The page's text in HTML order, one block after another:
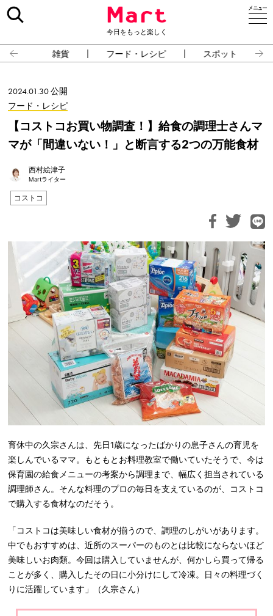
今日をもっと楽しく
雑貨 フード・レシピ スポット
2024.01.30 公開
フード・レシピ
【コストコお買い物調査！】給食の調理士さんマ
マが「間違いない！」と断言する2つの万能食材
西村絵津子
Martライター
コストコ
育休中の久宗さんは、先日1歳になったばかりの息子さんの育児を
楽しんでいるママ。もともとお料理教室で働いていたそうで、今は
保育園の給食メニューの考案から調理まで、幅広く担当されている
調理師さん。そんな料理のプロの毎日を支えているのが、コストコ
で購入する食材なのだそう。
「コストコは美味しい食材が揃うので、調理のしがいがあります。
中でもおすすめは、近所のスーパーのものとは比較にならないほど
美味しいお肉類。今回は購入していませんが、何かしら買って帰る
ことが多く、購入したその日に小分けにして冷凍。日々の料理づく
りに活躍しています」（久宗さん）